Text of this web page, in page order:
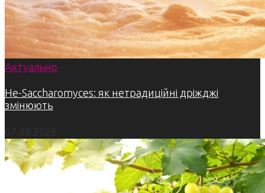
Актуально
Не-Saccharomyces: як нетрадиційні дріжджі
змінюють